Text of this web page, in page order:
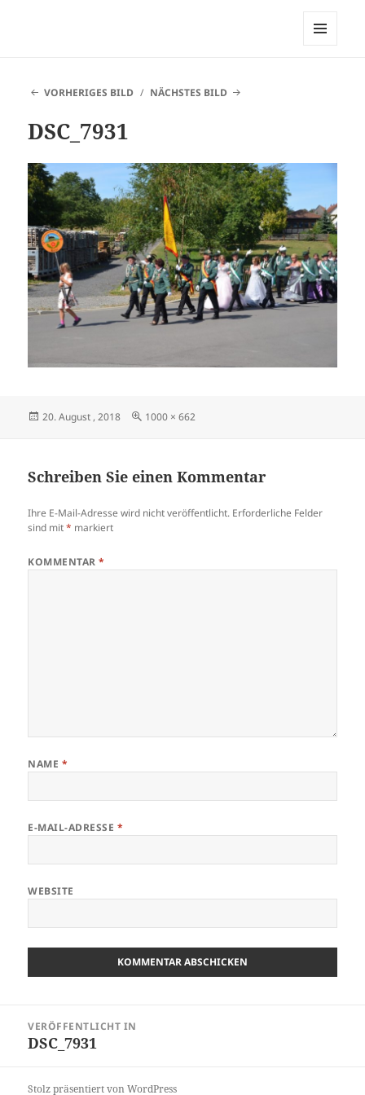
VORHERIGES BILD
NÄCHSTES BILD
DSC_7931
Veröffentlicht
20. August , 2018 Originalgröße
1000 × 662
Schreiben Sie einen Kommentar
Ihre E-Mail-Adresse wird nicht veröffentlicht. Erforderliche Felder
sind mit* markiert
KOMMENTAR*
NAME *
E-MAIL-ADRESSE *
WEBSITE
VERÖFFENTLICHT IN
DSC_7931
Stolz präsentiert von WordPress